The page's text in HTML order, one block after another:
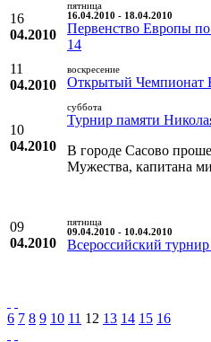
16
04.2010
пятница
16.04.2010 - 18.04.2010
Первенство Европы
14
11
04.2010
воскресение
Открытый Чемпионат
10
04.2010
суббота
Турнир памяти
В городе Сасово
Мужества, капитана
09
04.2010
пятница
09.04.2010 - 10.04.2010
Всероссийский
6 7 8 9 10 11 12 13 14 15 16